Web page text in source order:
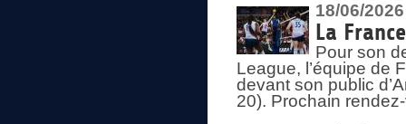
18/06/2026
La
Pour son
League, l’équipe de
devant son public
20). Prochain